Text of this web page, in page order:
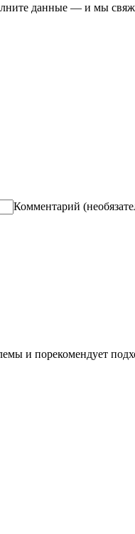
данные — и мы
Комментарий
и порекомендует